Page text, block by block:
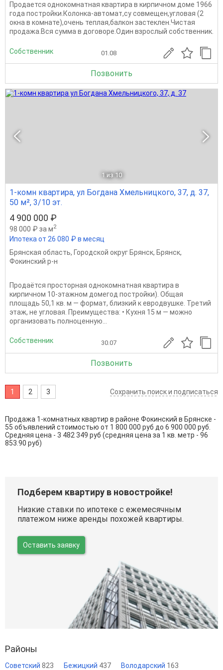
Продается однокомнатная квартира в кирпичном доме 1966
года постройки.Колонка-автомат,су совмещен,угловая (2
окна в комнате),очень теплая,балкон застеклен.Чистая
продажа.Вся сумма в договоре.Один взрослый собственник.
Собственник 01.08
Позвонить
1 из 10
1-комн квартира, ул Богдана Хмельницкого, 37, д. 37,
50 м², 3/10 эт.
4 900 000 ₽
98 000 ₽ за м2
Ипотека от 26 080 ₽ в месяц
Брянская область, Городской округ Брянск, Брянск,
Фокинский р-н
Продаётся просторная однокомнатная квартира в
кирпичном 10-этажном домегод постройки). Общая
площадь 50,1 кв. м — формат, близкий к евродвушке. Третий
этаж, не угловая. Преимущества: • Кухня 15 м — можно
организовать полноценную...
Собственник 30.07
Позвонить
1 2 3 Сохранить поиск и подписаться
Продажа 1-комнатных квартир в районе Фокинский в Брянске -
55 объявлений стоимостью от 1 800 000 руб до 6 900 000 руб.
Средняя цена - 3 482 349 руб (средняя цена за 1 кв. метр - 96
853.90 руб)
Подберем квартиру в новостройке!
Низкие ставки по ипотеке с ежемесячным
платежом ниже аренды похожей квартиры.
Оставить заявку
Районы
Советский 823 Бежицкий 437 Володарский 163